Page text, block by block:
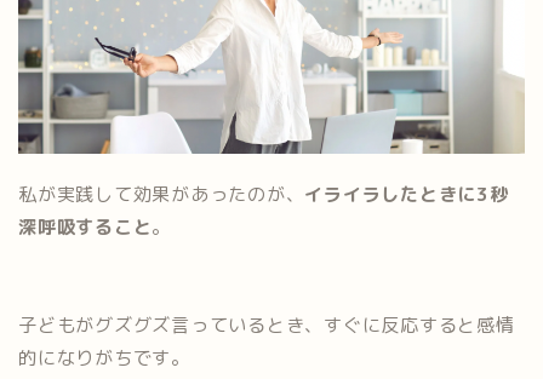
私が実践して効果があったのが、 イライラしたときに3秒
深呼吸すること。
子どもがグズグズ言っているとき、すぐに反応すると感情
的になりがちです。